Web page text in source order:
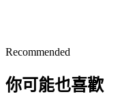
Recommended
你可能也喜歡